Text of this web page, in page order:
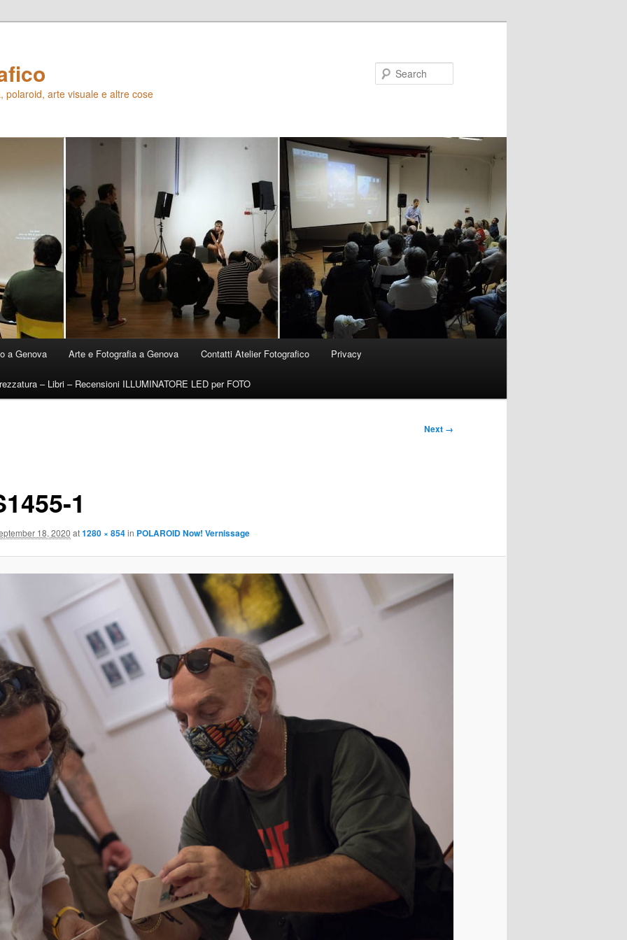
polaroid, arte visuale e altre cose
a Genova Arte e Fotografia a Genova Contatti Atelier Fotografico Privacy
– Libri – Recensioni ILLUMINATORE LED per FOTO
Next →
1
18, 2020 at1280 × 854in POLAROID Now! Vernissage